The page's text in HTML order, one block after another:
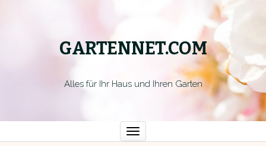
GARTENNET.COM
Alles für Ihr Haus und Ihren Garten
Toggle
navigation